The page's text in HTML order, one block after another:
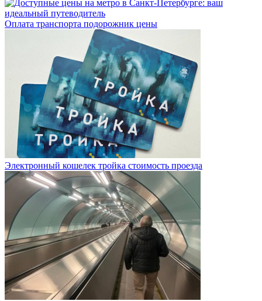
Оплата транспорта подорожник цены
Электронный кошелек тройка стоимость проезда